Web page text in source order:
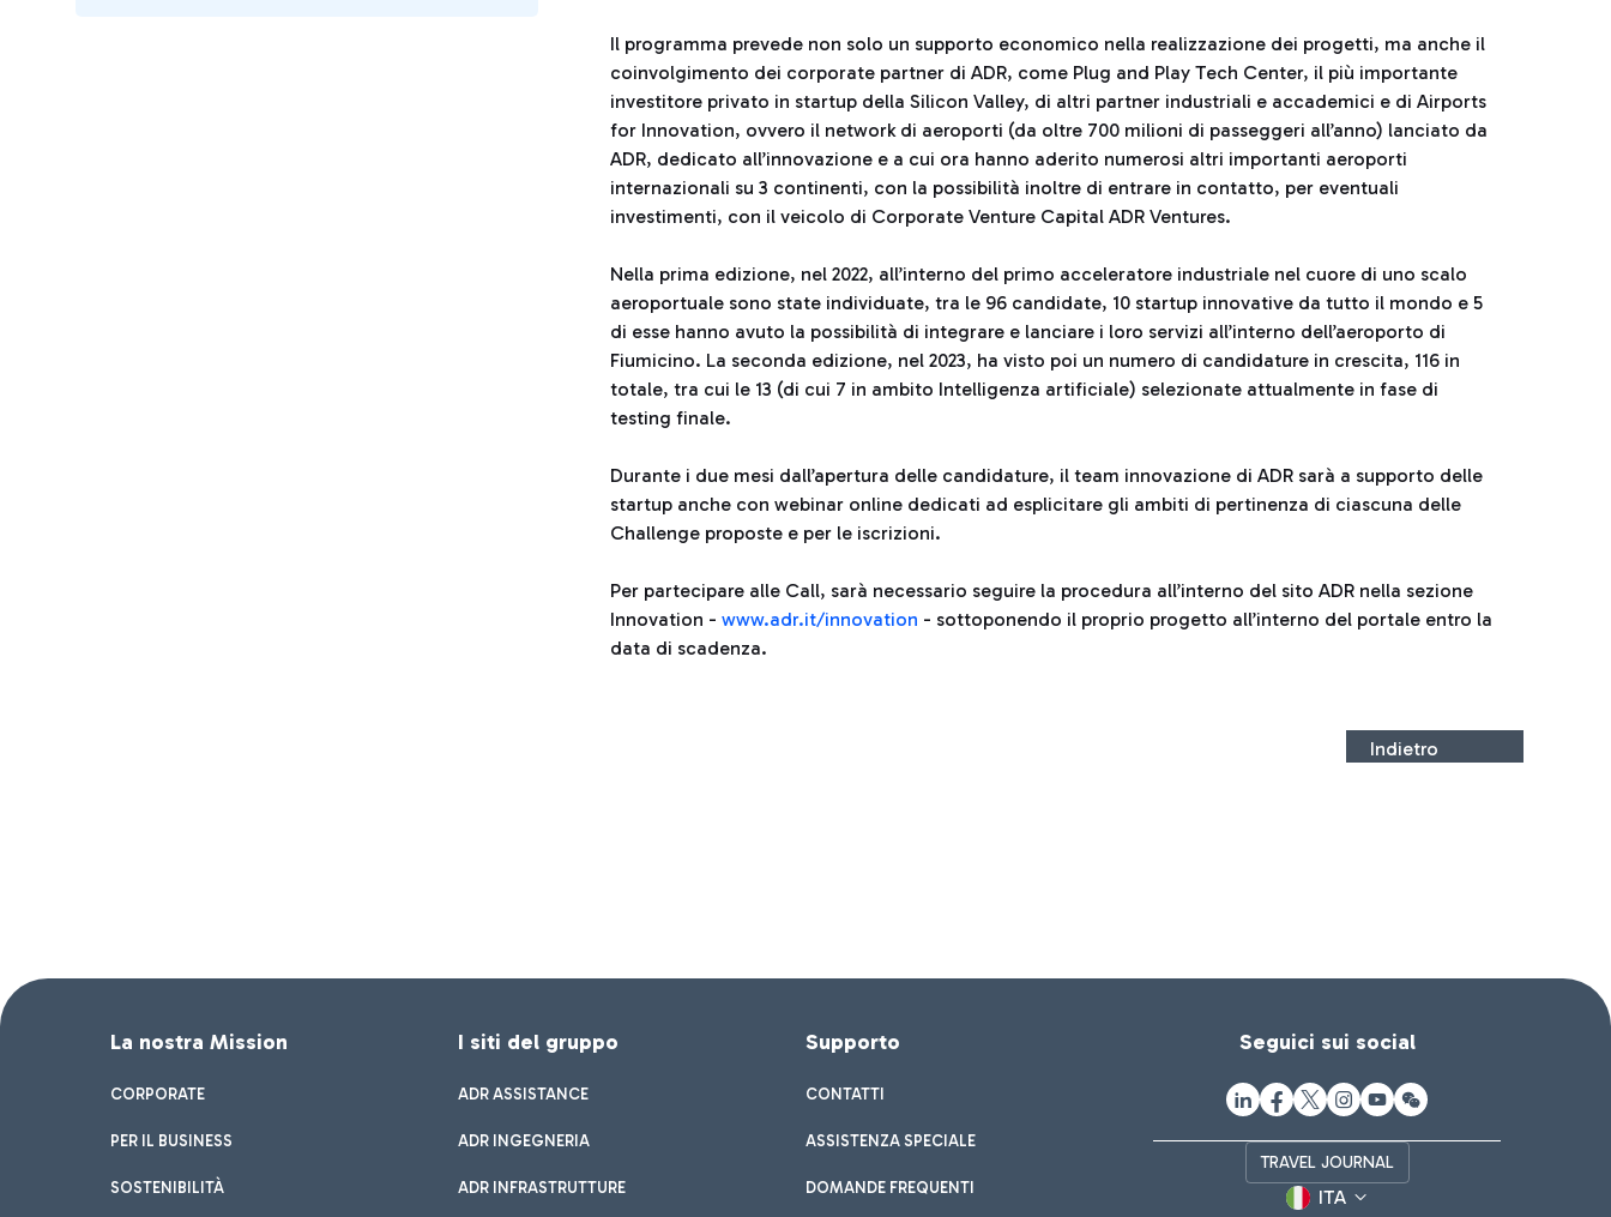
Il programma prevede non solo un supporto economico nella realizzazione dei progetti, ma anche il
coinvolgimento dei corporate partner di ADR, come Plug and Play Tech Center, il più importante
investitore privato in startup della Silicon Valley, di altri partner industriali e accademici e di Airports
for Innovation, ovvero il network di aeroporti (da oltre 700 milioni di passeggeri all’anno) lanciato da
ADR, dedicato all’innovazione e a cui ora hanno aderito numerosi altri importanti aeroporti
internazionali su 3 continenti, con la possibilità inoltre di entrare in contatto, per eventuali
investimenti, con il veicolo di Corporate Venture Capital ADR Ventures.
Nella prima edizione, nel 2022, all’interno del primo acceleratore industriale nel cuore di uno scalo
aeroportuale sono state individuate, tra le 96 candidate, 10 startup innovative da tutto il mondo e 5
di esse hanno avuto la possibilità di integrare e lanciare i loro servizi all’interno dell’aeroporto di
Fiumicino. La seconda edizione, nel 2023, ha visto poi un numero di candidature in crescita, 116 in
totale, tra cui le 13 (di cui 7 in ambito Intelligenza artificiale) selezionate attualmente in fase di
testing finale.
Durante i due mesi dall’apertura delle candidature, il team innovazione di ADR sarà a supporto delle
startup anche con webinar online dedicati ad esplicitare gli ambiti di pertinenza di ciascuna delle
Challenge proposte e per le iscrizioni.
Per partecipare alle Call, sarà necessario seguire la procedura all’interno del sito ADR nella sezione
Innovation - www.adr.it/innovation - sottoponendo il proprio progetto all’interno del portale entro la
data di scadenza.
Indietro
La nostra Mission
CORPORATE
PER IL BUSINESS
SOSTENIBILITÀ
I siti del gruppo
ADR ASSISTANCE
ADR INGEGNERIA
ADR INFRASTRUTTURE
Supporto
CONTATTI
ASSISTENZA SPECIALE
DOMANDE FREQUENTI
Seguici sui social
TRAVEL JOURNAL
ITA